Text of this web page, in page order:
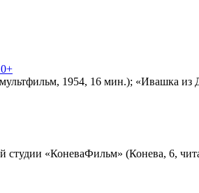
1954, 16 мин.); «Ивашка из
студии «КоневаФильм» (Конева, 6,